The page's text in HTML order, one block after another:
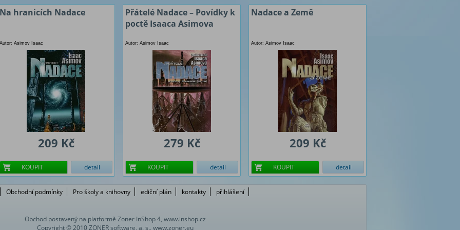
Na hranicích Nadace
Autor: Asimov Isaac
209 Kč
KOUPIT detail
Přátelé Nadace – Povídky k
poctě Isaaca Asimova
Autor: Asimov Isaac
279 Kč
KOUPIT detail
Nadace a Země
Autor: Asimov Isaac
209 Kč
KOUPIT detail
Obchodní podmínky Pro školy a knihovny ediční plán kontakty přihlášení
Obchod postavený na platformě Zoner InShop 4, www.inshop.cz
Copyright © 2010 ZONER software, a. s., www.zoner.eu